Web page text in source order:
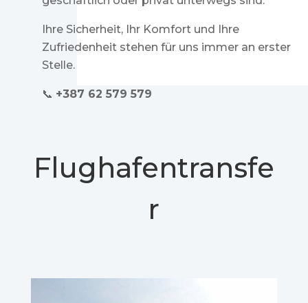
Ihre Sicherheit, Ihr Komfort und Ihre
Zufriedenheit stehen für uns immer an erster
Stelle.
📞 +387 62 579 579
Flughafentransfe
r